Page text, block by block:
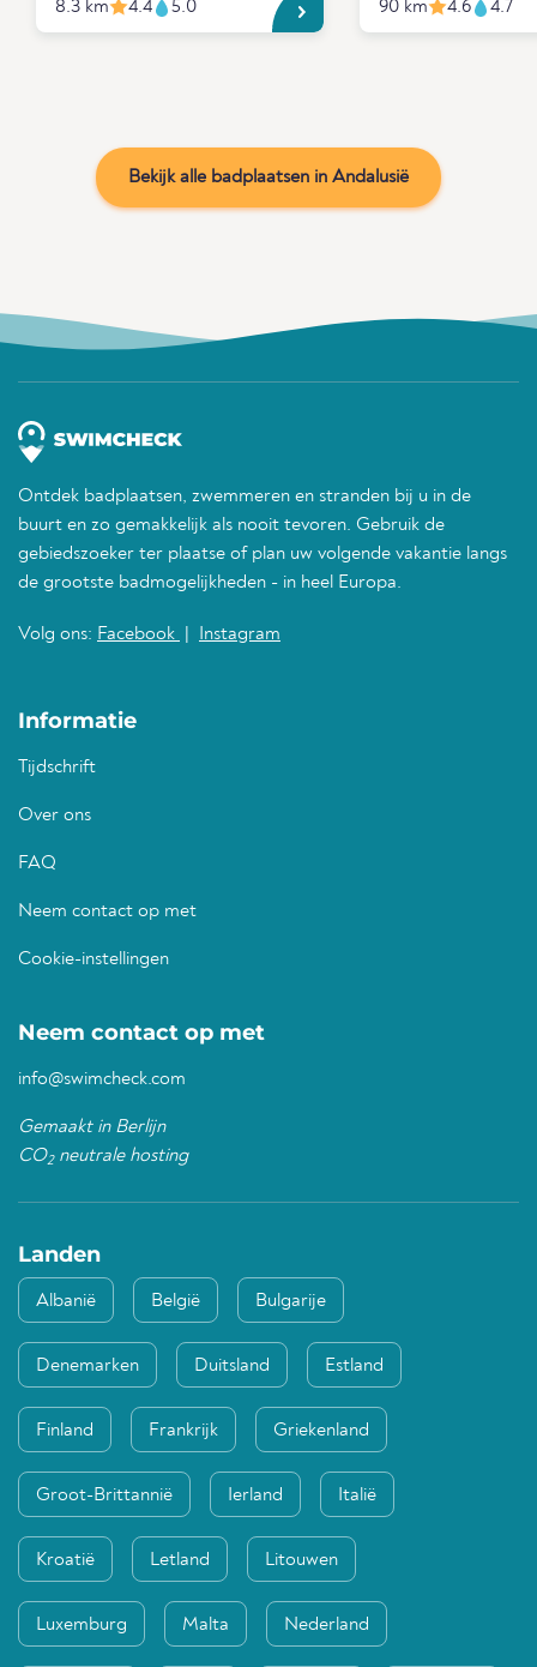
8.3 km 4.4 5.0 90 km 4.6 4.7
Bekijk alle badplaatsen in Andalusië
Ontdek badplaatsen, zwemmeren en stranden bij u in de
buurt en zo gemakkelijk als nooit tevoren. Gebruik de
gebiedszoeker ter plaatse of plan uw volgende vakantie langs
de grootste badmogelijkheden - in heel Europa.
Volg ons: Facebook Instagram
Informatie
Tijdschrift
Over ons
FAQ
Neem contact op met
Cookie-instellingen
Neem contact op met
info@swimcheck.com
Gemaakt in Berlijn
CO2neutrale hosting
Landen
Albanië België Bulgarije
Denemarken Duitsland Estland
Finland Frankrijk Griekenland
Groot-Brittannië Ierland Italië
Kroatië Letland Litouwen
Luxemburg Malta Nederland